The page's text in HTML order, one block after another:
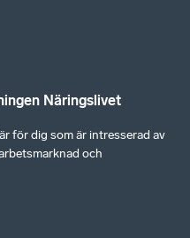
Näringslivet
för dig som är intresserad av
och